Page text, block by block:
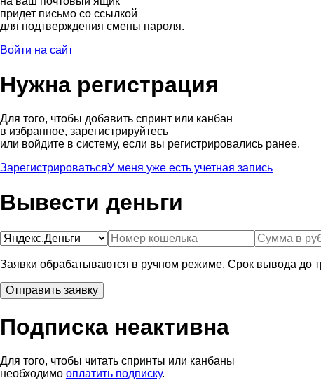
придет письмо со ссылкой
для подтверждения смены пароля.
Войти на сайт
Нужна регистрация
Для того, чтобы добавить спринт или канбан
в избранное, зарегистрируйтесь
или войдите в систему, если вы регистрировались ранее.
ЗарегистрироватьсяУ меня уже есть учетная запись
Вывести деньги
Заявки обрабатываются в ручном режиме. Срок вывода до
Подписка неактивна
Для того, чтобы читать спринты или канбаны
необходимо оплатить подписку.